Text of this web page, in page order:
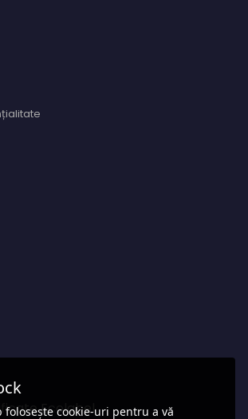
folosește cookie-uri pentru a vă
Ecolabel